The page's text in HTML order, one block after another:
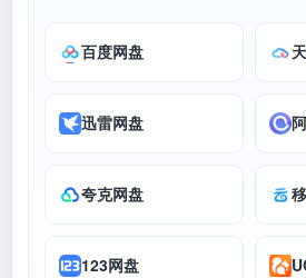
百度网盘
迅雷网盘
夸克网盘
123网盘